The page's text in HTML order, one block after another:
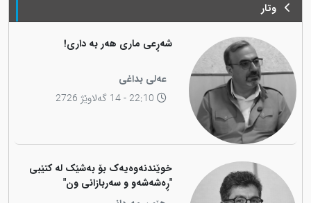
وتار
شەڕعی ماری هەر بە داری!
عەلی بداغی
خوێندنەوەیەک بۆ بەشێک لە کتێبی
"ڕەشەشەو و سەربازانی ون"